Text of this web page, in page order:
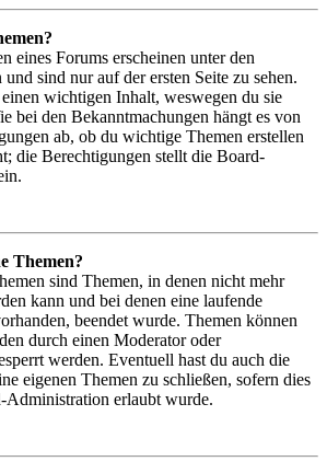
eines Forums erscheinen unter den
sind nur auf der ersten Seite zu sehen.
einen wichtigen Inhalt, weswegen du sie
bei den Bekanntmachungen hängt es von
ab, ob du wichtige Themen erstellen
die Berechtigungen stellt die Board-
Themen?
sind Themen, in denen nicht mehr
kann und bei denen eine laufende
beendet wurde. Themen können
durch einen Moderator oder
werden. Eventuell hast du auch die
eigenen Themen zu schließen, sofern dies
Administration erlaubt wurde.